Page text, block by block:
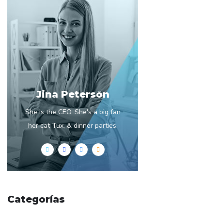
Jina Peterson
She is the CEO. She's a big fan
her cat Tux, & dinner parties.
Categorías